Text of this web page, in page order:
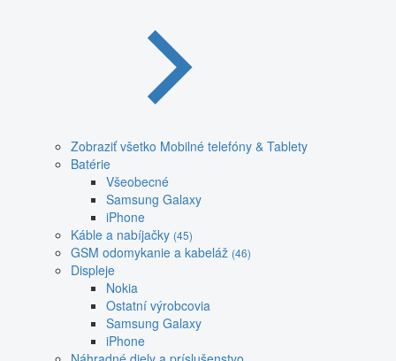
Zobraziť všetko Mobilné telefóny & Tablety
Batérie
Všeobecné
Samsung Galaxy
iPhone
Káble a nabíjačky (45)
GSM odomykanie a kabeláž (46)
Displeje
Nokia
Ostatní výrobcovia
Samsung Galaxy
iPhone